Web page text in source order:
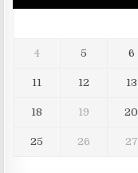
4 5 6
11 12 13
18 19 20
25 26 27